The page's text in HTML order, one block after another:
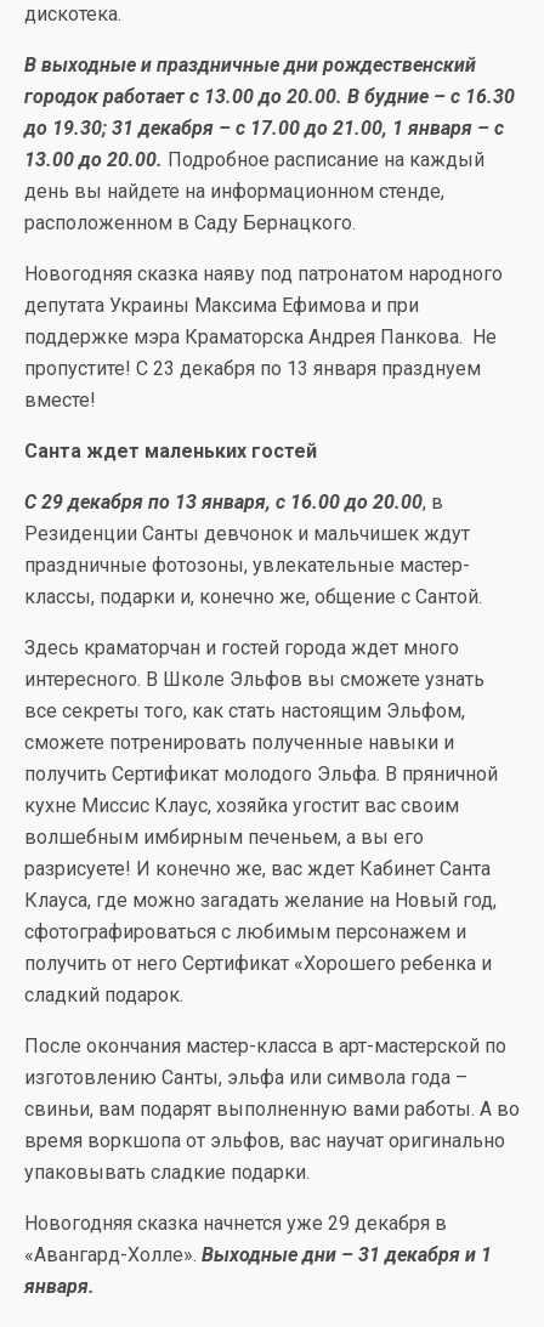
дискотека.
В выходные и праздничные дни рождественский
городок работает с 13.00 до 20.00. В будние – с 16.30
до 19.30; 31 декабря – с 17.00 до 21.00, 1 января – с
13.00 до 20.00. Подробное расписание на каждый
день вы найдете на информационном стенде,
расположенном в Саду Бернацкого.
Новогодняя сказка наяву под патронатом народного
депутата Украины Максима Ефимова и при
поддержке мэра Краматорска Андрея Панкова. Не
пропустите! С 23 декабря по 13 января празднуем
вместе!
Санта ждет маленьких гостей
С 29 декабря по 13 января, с 16.00 до 20.00, в
Резиденции Санты девчонок и мальчишек ждут
праздничные фотозоны, увлекательные мастер-
классы, подарки и, конечно же, общение с Сантой.
Здесь краматорчан и гостей города ждет много
интересного. В Школе Эльфов вы сможете узнать
все секреты того, как стать настоящим Эльфом,
сможете потренировать полученные навыки и
получить Сертификат молодого Эльфа. В пряничной
кухне Миссис Клаус, хозяйка угостит вас своим
волшебным имбирным печеньем, а вы его
разрисуете! И конечно же, вас ждет Кабинет Санта
Клауса, где можно загадать желание на Новый год,
сфотографироваться с любимым персонажем и
получить от него Сертификат «Хорошего ребенка и
сладкий подарок.
После окончания мастер-класса в арт-мастерской по
изготовлению Санты, эльфа или символа года –
свиньи, вам подарят выполненную вами работы. А во
время воркшопа от эльфов, вас научат оригинально
упаковывать сладкие подарки.
Новогодняя сказка начнется уже 29 декабря в
«Авангард-Холле». Выходные дни – 31 декабря и 1
января.